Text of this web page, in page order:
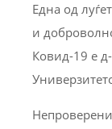
Една од
и
Ковид-19 е